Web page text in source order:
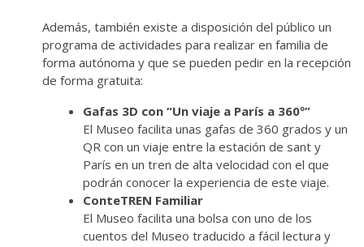
Además, también existe a disposición del público un
programa de actividades para realizar en familia de
forma autónoma y que se pueden pedir en la recepción
de forma gratuita:
Gafas 3D con “Un viaje a París a 360º”
El Museo facilita unas gafas de 360 grados y un
QR con un viaje entre la estación de sant y
París en un tren de alta velocidad con el que
podrán conocer la experiencia de este viaje.
ConteTREN Familiar
El Museo facilita una bolsa con uno de los
cuentos del Museo traducido a fácil lectura y